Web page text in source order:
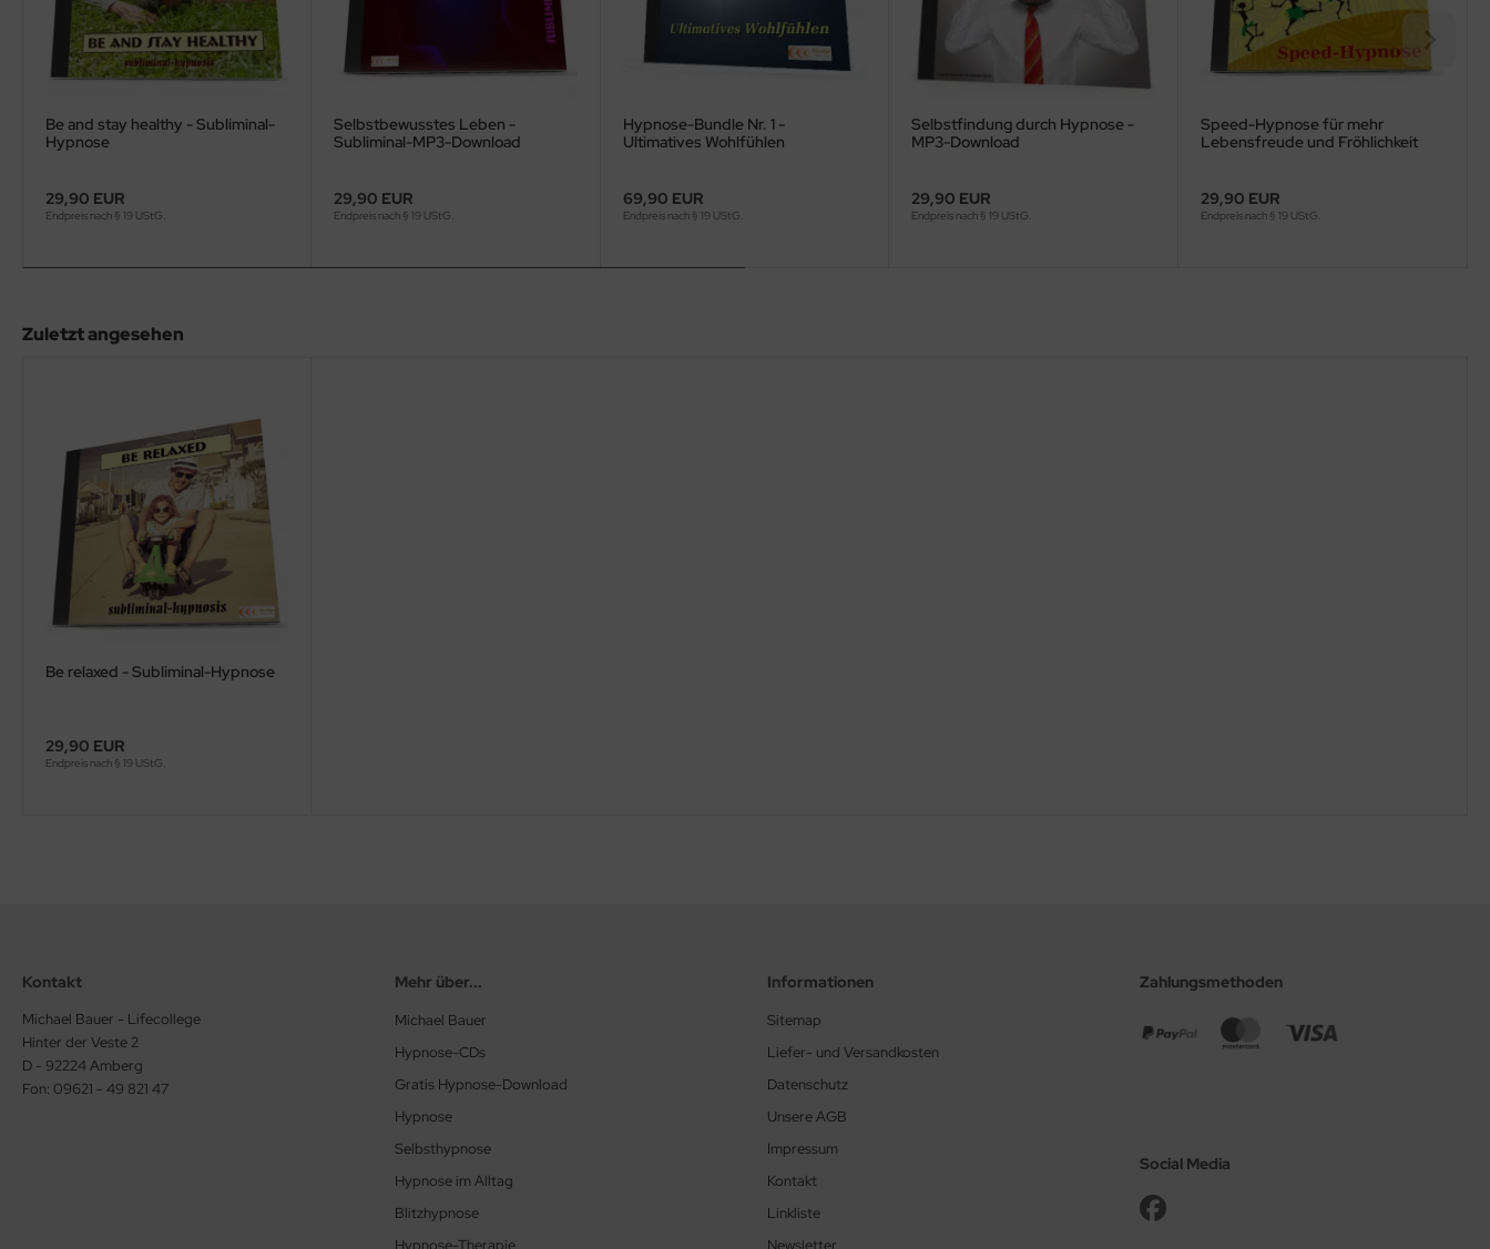
Be and stay healthy - Subliminal-
Hypnose
29,90 EUR
Endpreis nach § 19 UStG.
Selbstbewusstes Leben -
Subliminal-MP3-Download
29,90 EUR
Endpreis nach § 19 UStG.
Hypnose-Bundle Nr. 1 -
Ultimatives Wohlfühlen
69,90 EUR
Endpreis nach § 19 UStG.
Selbstfindung durch Hypnose -
MP3-Download
29,90 EUR
Endpreis nach § 19 UStG.
Speed-Hypnose für mehr
Lebensfreude und Fröhlichkeit
29,90 EUR
Endpreis nach § 19 UStG.
Zuletzt angesehen
Be relaxed - Subliminal-Hypnose
29,90 EUR
Endpreis nach § 19 UStG.
Kontakt
Michael Bauer - Lifecollege
Hinter der Veste 2
D - 92224 Amberg
Fon: 09621 - 49 821 47
Mehr über...
Michael Bauer
Hypnose-CDs
Gratis Hypnose-Download
Hypnose
Selbsthypnose
Hypnose im Alltag
Blitzhypnose
Hypnose-Therapie
Informationen
Sitemap
Liefer- und Versandkosten
Datenschutz
Unsere AGB
Impressum
Kontakt
Linkliste
Newsletter
Zahlungsmethoden
Social Media